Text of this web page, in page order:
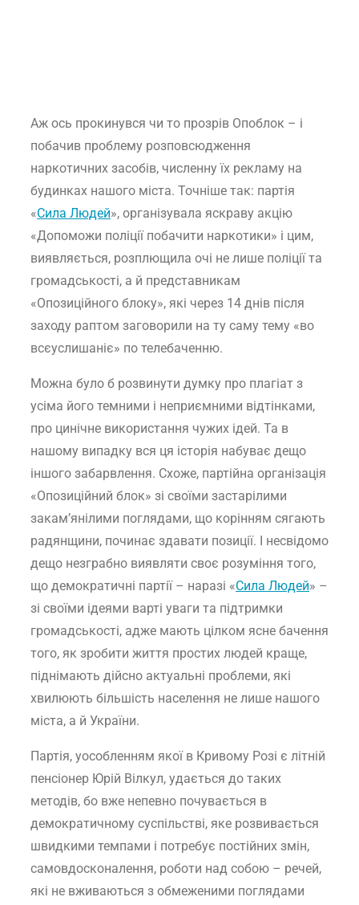
Аж ось прокинувся чи то прозрів Опоблок – і
побачив проблему розповсюдження
наркотичних засобів, численну їх рекламу на
будинках нашого міста. Точніше так: партія
«Сила Людей», організувала яскраву акцію
«Допоможи поліції побачити наркотики» і цим,
виявляється, розплющила очі не лише поліції та
громадськості, а й представникам
«Опозиційного блоку», які через 14 днів після
заходу раптом заговорили на ту саму тему «во
всєуслишаніє» по телебаченню.
Можна було б розвинути думку про плагіат з
усіма його темними і неприємними відтінками,
про цинічне використання чужих ідей. Та в
нашому випадку вся ця історія набуває дещо
іншого забарвлення. Схоже, партійна організація
«Опозиційний блок» зі своїми застарілими
закам’янілими поглядами, що корінням сягають
радянщини, починає здавати позиції. І несвідомо
дещо незграбно виявляти своє розуміння того,
що демократичні партії – наразі «Сила Людей» –
зі своїми ідеями варті уваги та підтримки
громадськості, адже мають цілком ясне бачення
того, як зробити життя простих людей краще,
піднімають дійсно актуальні проблеми, які
хвилюють більшість населення не лише нашого
міста, а й України.
Партія, уособленням якої в Кривому Розі є літній
пенсіонер Юрій Вілкул, удається до таких
методів, бо вже непевно почувається в
демократичному суспільстві, яке розвивається
швидкими темпами і потребує постійних змін,
самовдосконалення, роботи над собою – речей,
які не вживаються з обмеженими поглядами